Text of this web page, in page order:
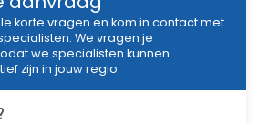
korte vragen en kom in contact met
We vragen je
we specialisten kunnen
zijn in jouw regio.